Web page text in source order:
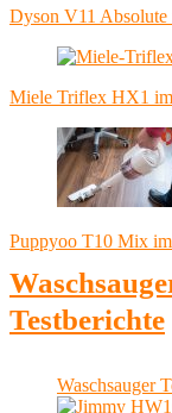
Dyson V11 Absolute
Miele Triflex HX1 im
Puppyoo T10 Mix
Testberichte
Waschsauger